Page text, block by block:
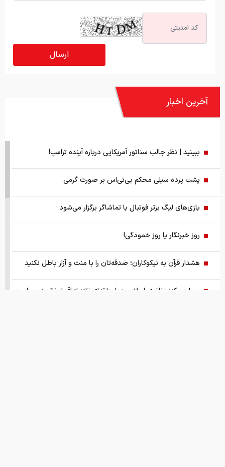
آخرین اخبار
ببینید | نظر جالب سناتور آمریکایی درباره آینده ترامپ!
پشت پرده سیلی محکم بی‌تی‌اس بر صورت گرمی
بازی‌های لیگ برتر فوتبال با تماشاگر برگزار می‌شود
روز خبرنگار یا روز خمودگی!
هشدار قرآن به نیکوکاران؛ صدقه‌تان را با منت و آزار باطل نکنید
پیمان مکه؛ «ناتوی اسلامی» یا حلقه‌ای تازه از اقمار ناتو در پیرامون